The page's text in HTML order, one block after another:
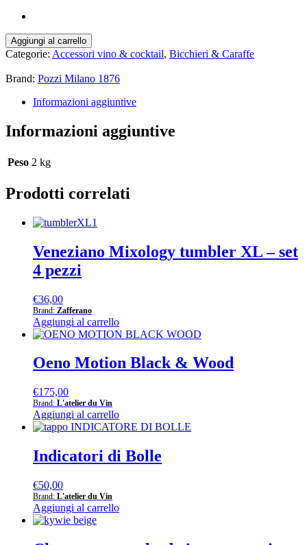
Spinning
glass
base
nero
Aggiungi al carrello
Categorie: Accessori vino & cocktail, Bicchieri & Caraffe
Brand: Pozzi Milano 1876
Informazioni aggiuntive
Informazioni aggiuntive
Peso 2 kg
Prodotti correlati
Veneziano Mixology tumbler XL – set
4 pezzi
€36,00
Brand: Zafferano
Aggiungi al carrello
Oeno Motion Black & Wood
€175,00
Brand: L'atelier du Vin
Aggiungi al carrello
Indicatori di Bolle
€50,00
Brand: L'atelier du Vin
Aggiungi al carrello